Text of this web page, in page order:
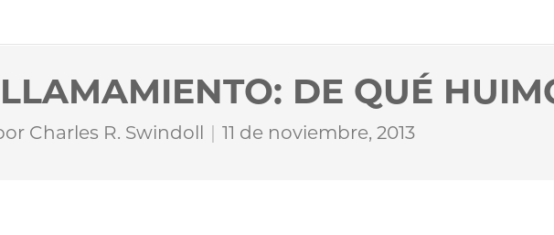
DE QUÉ
Charles R. Swindoll 11 de noviembre, 2013